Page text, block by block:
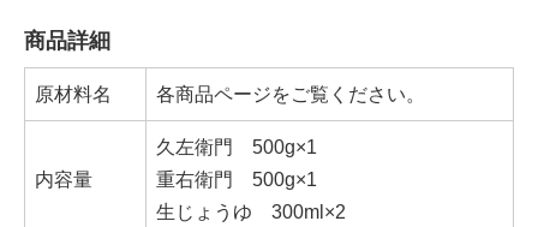
商品詳細
原材料名 各商品ページをご覧ください。
内容量
久左衛門 500g×1
重右衛門 500g×1
生じょうゆ 300ml×2